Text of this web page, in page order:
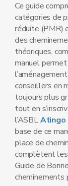
Ce guide
catégories de
réduite (PMR)
des
théoriques,
manuel
conseillers en
toujours plus
tout en
l’ASBLAtingo
base de ce
place de
complètent les
Guide de
cheminements